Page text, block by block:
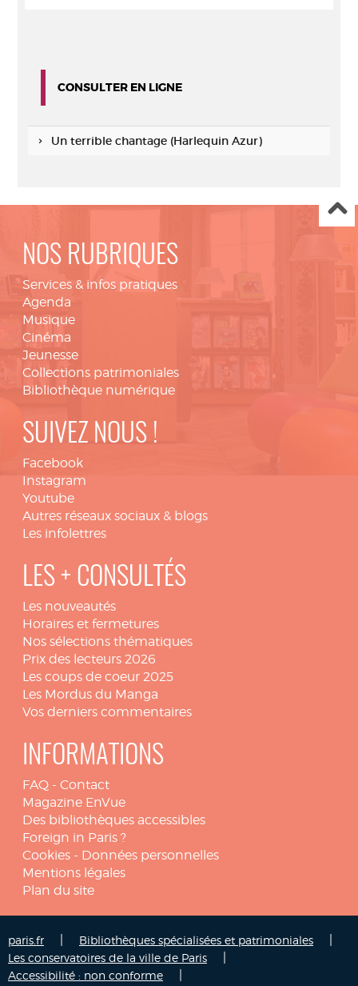
CONSULTER EN LIGNE
Un terrible chantage (Harlequin Azur)
NOS RUBRIQUES
Services & infos pratiques
Agenda
Musique
Cinéma
Jeunesse
Collections patrimoniales
Bibliothèque numérique
SUIVEZ NOUS !
Facebook
Instagram
Youtube
Autres réseaux sociaux & blogs
Les infolettres
LES + CONSULTÉS
Les nouveautés
Horaires et fermetures
Nos sélections thématiques
Prix des lecteurs 2026
Les coups de coeur 2025
Les Mordus du Manga
Vos derniers commentaires
INFORMATIONS
FAQ - Contact
Magazine EnVue
Des bibliothèques accessibles
Foreign in Paris ?
Cookies - Données personnelles
Mentions légales
Plan du site
paris.fr Bibliothèques spécialisées et patrimoniales
Les conservatoires de la ville de Paris
Accessibilité : non conforme